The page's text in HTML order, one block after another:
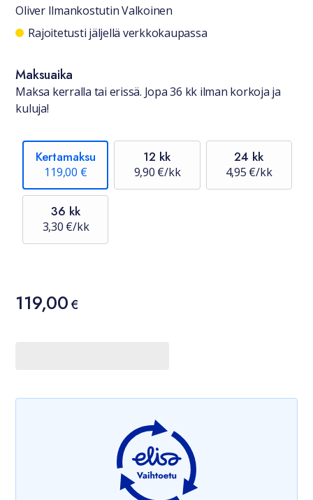
Oliver Ilmankostutin Valkoinen
Saatavuustiedot
Rajoitetusti jäljellä verkkokaupassa
Maksuaika
Maksa kerralla tai erissä. Jopa 36 kk ilman korkoja ja
kuluja!
Kertamaksu
119,00 €
12 kk
9,90 €/kk
24 kk
4,95 €/kk
36 kk
3,30 €/kk
Hinta
119,00 €
119,00€